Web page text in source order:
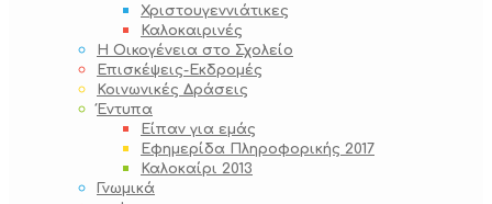
Χριστουγεννιάτικες
Καλοκαιρινές
Η Οικογένεια στο Σχολείο
Επισκέψεις-Εκδρομές
Κοινωνικές Δράσεις
Έντυπα
Είπαν για εμάς
Εφημερίδα Πληροφορικής 2017
Καλοκαίρι 2013
Γνωμικά